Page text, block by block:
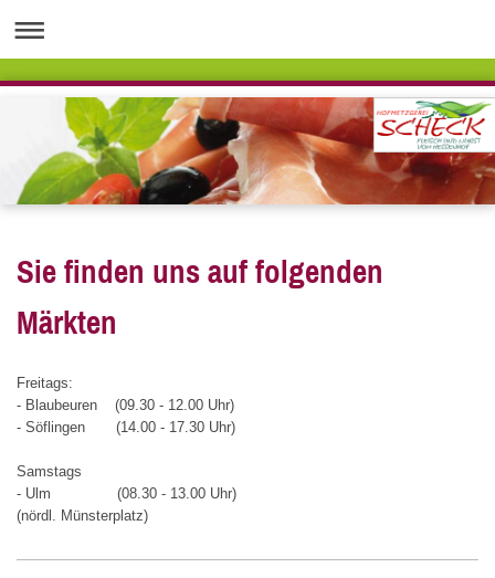
Sie finden uns auf folgenden
Märkten
Freitags:
- Blaubeuren (09.30 - 12.00 Uhr)
- Söflingen (14.00 - 17.30 Uhr)
Samstags
- Ulm (08.30 - 13.00 Uhr)
(nördl. Münsterplatz)